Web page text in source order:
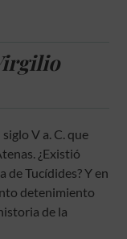
V a. C. que
¿Existió
de Tucídides? Y en
detenimiento
de la